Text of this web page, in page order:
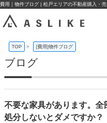
費用｜物件ブログ | 松戸エリアの不動産購入・
TOP > [費用]物件ブログ
ブログ
不要な家具があります。全
処分しないとダメですか？